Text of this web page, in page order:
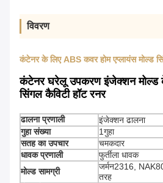
विवरण
कंटेनर के लिए ABS कवर होम एप्लायंस मोल्ड
कंटेनर घरेलू उपकरण इंजेक्शन मोल्ड
सिंगल कैविटी हॉट रनर
ढालना प्रणाली
इंजेक्शन ढालना
गुहा संख्या
1गुहा
सतह का उपचार
चमकदार
धावक प्रणाली
फुर्तीला धावक
मोल्ड सामग्री
जर्मन2316,
तरह